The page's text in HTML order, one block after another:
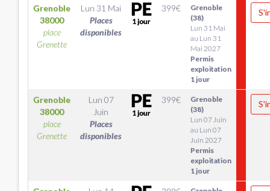
Grenoble
38000
place
Grenette
Lun 31 Mai
Places
disponibles
399€
Grenoble
(38)
Lun 31 Mai
au Lun 31
Mai 2027
Permis
exploitation
1 jour
Grenoble
38000
place
Grenette
Lun 07
Juin
Places
disponibles
399€
Grenoble
(38)
Lun 07 Juin
au Lun 07
Juin 2027
Permis
exploitation
1 jour